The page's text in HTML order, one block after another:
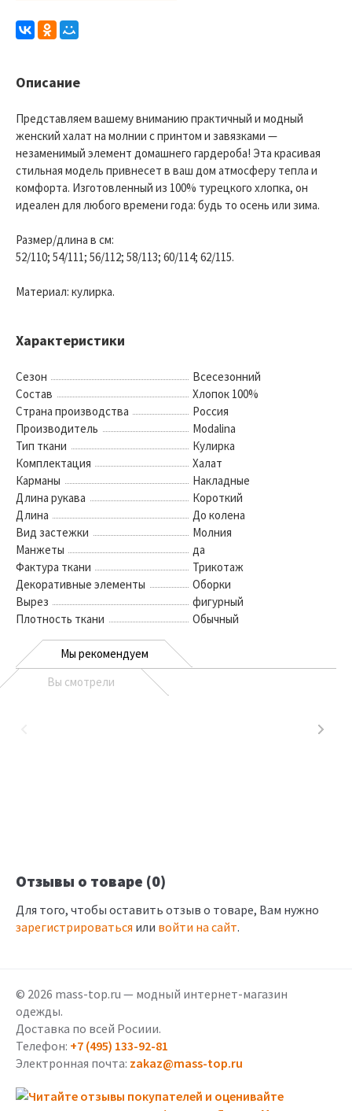
Описание
Представляем вашему вниманию практичный и модный
женский халат на молнии с принтом и завязками —
незаменимый элемент домашнего гардероба! Эта красивая
стильная модель привнесет в ваш дом атмосферу тепла и
комфорта. Изготовленный из 100% турецкого хлопка, он
идеален для любого времени года: будь то осень или зима.
Размер/длина в см:
52/110; 54/111; 56/112; 58/113; 60/114; 62/115.
Материал: кулирка.
Характеристики
Сезон
Всесезонний
Состав
Хлопок 100%
Страна производства
Россия
Производитель
Modalina
Тип ткани
Кулирка
Комплектация
Халат
Карманы
Накладные
Длина рукава
Короткий
Длина
До колена
Вид застежки
Молния
Манжеты
да
Фактура ткани
Трикотаж
Декоративные элементы
Оборки
Вырез
фигурный
Плотность ткани
Обычный
Мы рекомендуем
Вы смотрели
Отзывы о товаре (0)
Для того, чтобы оставить отзыв о товаре, Вам нужно
зарегистрироваться или войти на сайт.
© 2026 mass-top.ru — модный интернет-магазин
одежды.
Доставка по всей Росиии.
Телефон: +7 (495) 133-92-81
Электронная почта: zakaz@mass-top.ru